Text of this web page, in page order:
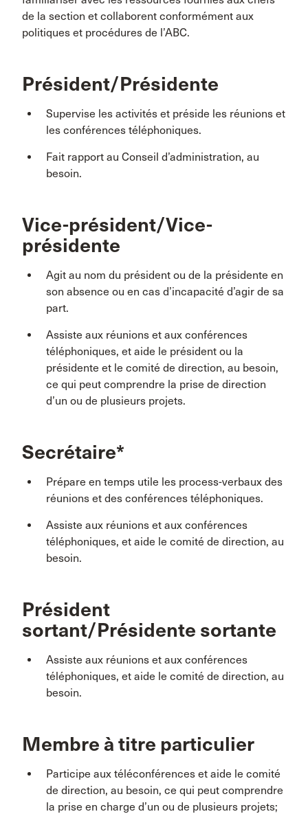
de la section et collaborent conformément aux
politiques et procédures de l’ABC.
Président/Présidente
Supervise les activités et préside les réunions et
les conférences téléphoniques.
Fait rapport au Conseil d’administration, au
besoin.
Vice-président/Vice-
présidente
Agit au nom du président ou de la présidente en
son absence ou en cas d’incapacité d’agir de sa
part.
Assiste aux réunions et aux conférences
téléphoniques, et aide le président ou la
présidente et le comité de direction, au besoin,
ce qui peut comprendre la prise de direction
d’un ou de plusieurs projets.
Secrétaire*
Prépare en temps utile les process-verbaux des
réunions et des conférences téléphoniques.
Assiste aux réunions et aux conférences
téléphoniques, et aide le comité de direction, au
besoin.
Président
sortant/Présidente sortante
Assiste aux réunions et aux conférences
téléphoniques, et aide le comité de direction, au
besoin.
Membre à titre particulier
Participe aux téléconférences et aide le comité
de direction, au besoin, ce qui peut comprendre
la prise en charge d’un ou de plusieurs projets;